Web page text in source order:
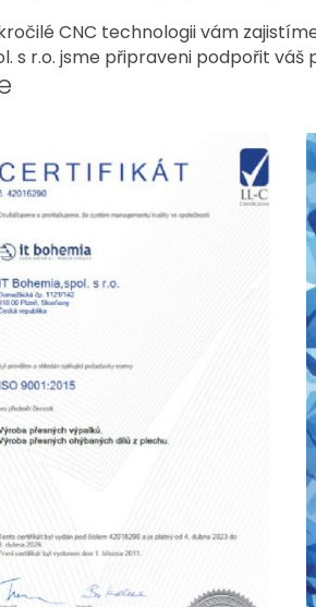
CNC technologii vám
s r.o. jsme připraveni podpořit